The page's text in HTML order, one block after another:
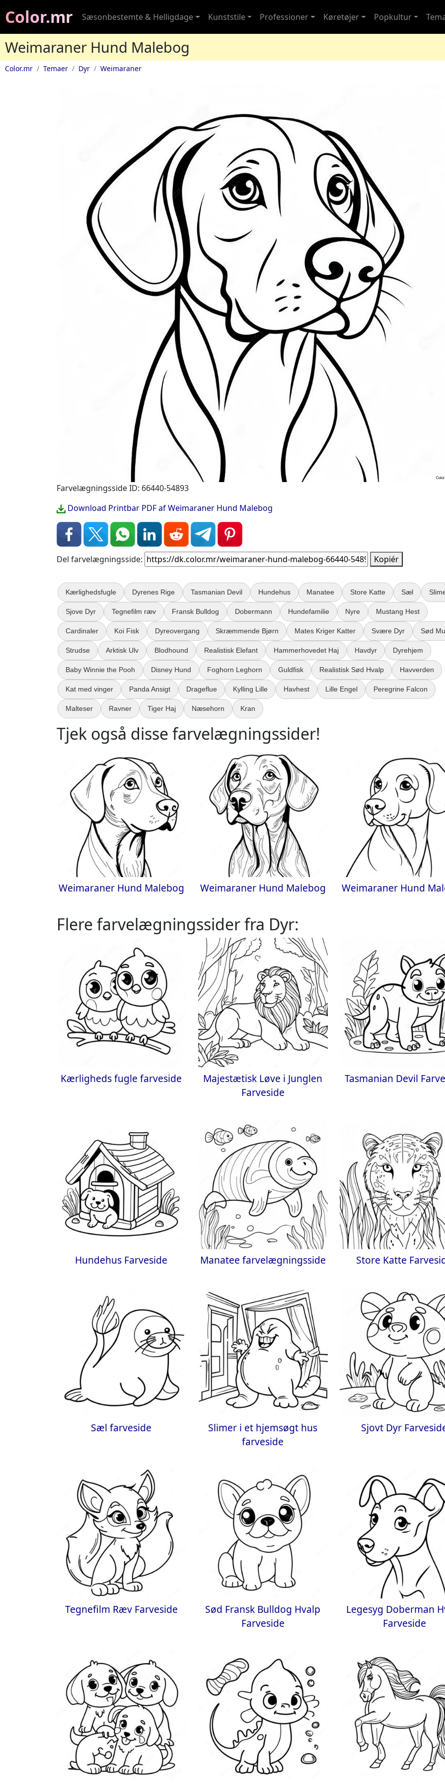
Color.mr Sæsonbestemte & Helligdage Kunststile Professioner Køretøjer Popkultur
Weimaraner Hund Malebog
Color.mr Temaer Dyr Weimaraner
Farvelægningsside ID: 66440-54893
Download Printbar PDF af Weimaraner Hund Malebog
Del farvelægningsside: Kopiér
Kærlighedsfugle Dyrenes Rige Tasmanian Devil Hundehus Manatee Store Katte Sæl
Sjove Dyr Tegnefilm ræv Fransk Bulldog Dobermann Hundefamilie Nyre Mustang Hest
Cardinaler Koi Fisk Dyreovergang Skræmmende Bjørn Mates Kriger Katter Svære Dyr Sød
Strudse Arktisk Ulv Blodhound Realistisk Elefant Hammerhovedet Haj Havdyr Dyrehjem
Baby Winnie the Pooh Disney Hund Foghorn Leghorn Guldfisk Realistisk Sød Hvalp Havverden
Kat med vinger Panda Ansigt Drageflue Kylling Lille Havhest Lille Engel Peregrine Falcon
Malteser Ravner Tiger Haj Næsehorn Kran
Tjek også disse farvelægningssider!
Weimaraner Hund Malebog Weimaraner Hund Malebog Weimaraner Hund
Flere farvelægningssider fra Dyr:
Kærligheds fugle farveside
Majestætisk Løve i Junglen
Farveside
Tasmanian Devil
Hundehus Farveside Manatee farvelægningsside Store Katte
Sæl farveside
Slimer i et hjemsøgt hus
farveside
Sjovt Dyr
Tegnefilm Ræv Farveside
Sød Fransk Bulldog Hvalp
Farveside
Legesyg Doberman
Farveside